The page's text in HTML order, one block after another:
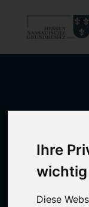
Ihre
wichtig
Diese